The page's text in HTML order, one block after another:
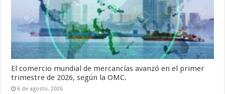
El comercio mundial de mercancías avanzó en el primer
trimestre de 2026, según la OMC.
6 de agosto, 2026